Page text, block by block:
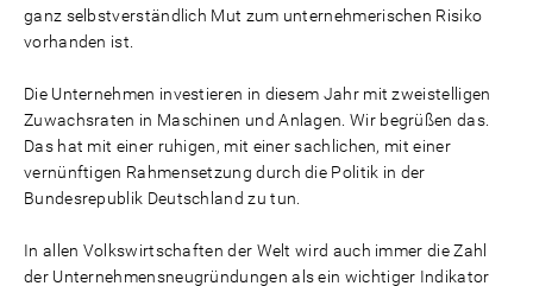
ganz selbstverständlich Mut zum unternehmerischen Risiko
vorhanden ist.
Die Unternehmen investieren in diesem Jahr mit zweistelligen
Zuwachsraten in Maschinen und Anlagen. Wir begrüßen das.
Das hat mit einer ruhigen, mit einer sachlichen, mit einer
vernünftigen Rahmensetzung durch die Politik in der
Bundesrepublik Deutschland zu tun.
In allen Volkswirtschaften der Welt wird auch immer die Zahl
der Unternehmensneugründungen als ein wichtiger Indikator